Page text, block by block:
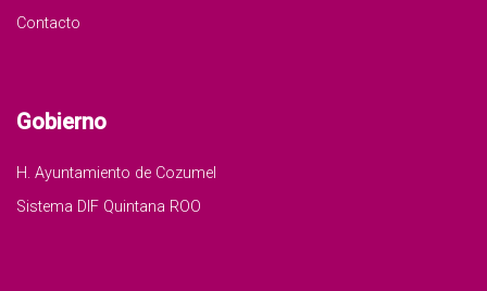
Contacto
Gobierno
H. Ayuntamiento de Cozumel
Sistema DIF Quintana ROO